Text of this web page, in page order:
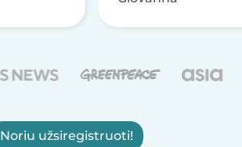
Noriu užsiregistruoti!